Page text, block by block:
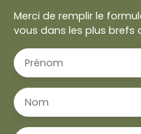
Merci de remplir le
vous dans les plus brefs
Prénom
Nom